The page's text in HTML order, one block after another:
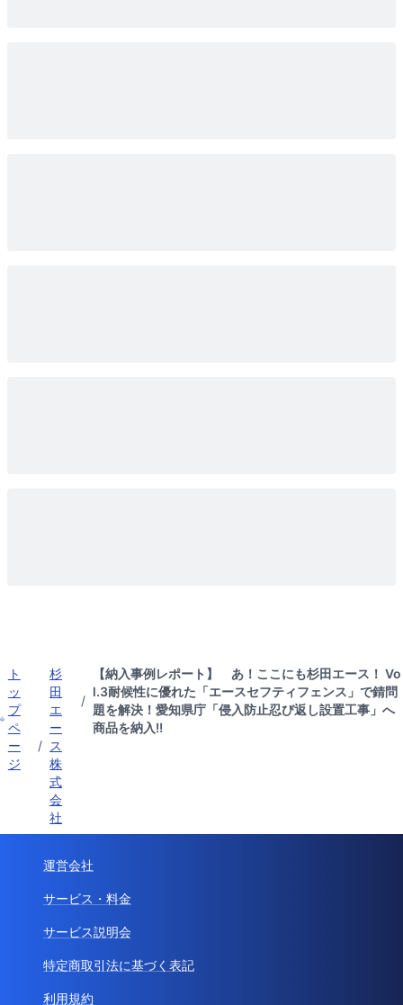
ト
ッ
プ
ペ
ー
ジ
/
杉
田
エ
ー
ス
株
式
会
社
/
【納入事例レポート】 あ！ここにも杉田エース！ Vo
l.3耐候性に優れた「エースセフティフェンス」で錆問
題を解決！愛知県庁「侵入防止忍び返し設置工事」へ
商品を納入!!
運営会社
サービス・料金
サービス説明会
特定商取引法に基づく表記
利用規約